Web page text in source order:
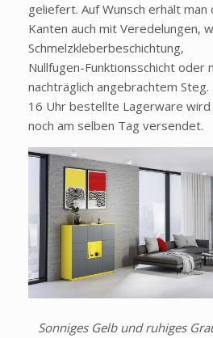
geliefert. Auf Wunsch erhält man
Kanten auch mit Veredelungen,
Schmelzkleberbeschichtung,
Nullfugen-Funktionsschicht oder
nachträglich angebrachtem Steg.
16 Uhr bestellte Lagerware wird
noch am selben Tag versendet.
Sonniges Gelb und ruhiges